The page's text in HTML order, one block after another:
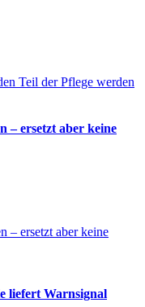
– ersetzt aber keine
liefert Warnsignal